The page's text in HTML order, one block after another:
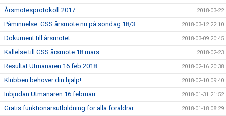
Årsmötesprotokoll 2017 2018-03-22
Påminnelse: GSS årsmöte nu på söndag 18/3 2018-03-12 22:10
Dokument till årsmötet 2018-03-09 20:45
Kallelse till GSS årsmöte 18 mars 2018-02-23
Resultat Utmanaren 16 feb 2018 2018-02-16 20:38
Klubben behöver din hjälp! 2018-02-10 09:40
Inbjudan Utmanaren 16 februari 2018-01-31 21:52
Gratis funktionärsutbildning för alla föräldrar 2018-01-18 08:29